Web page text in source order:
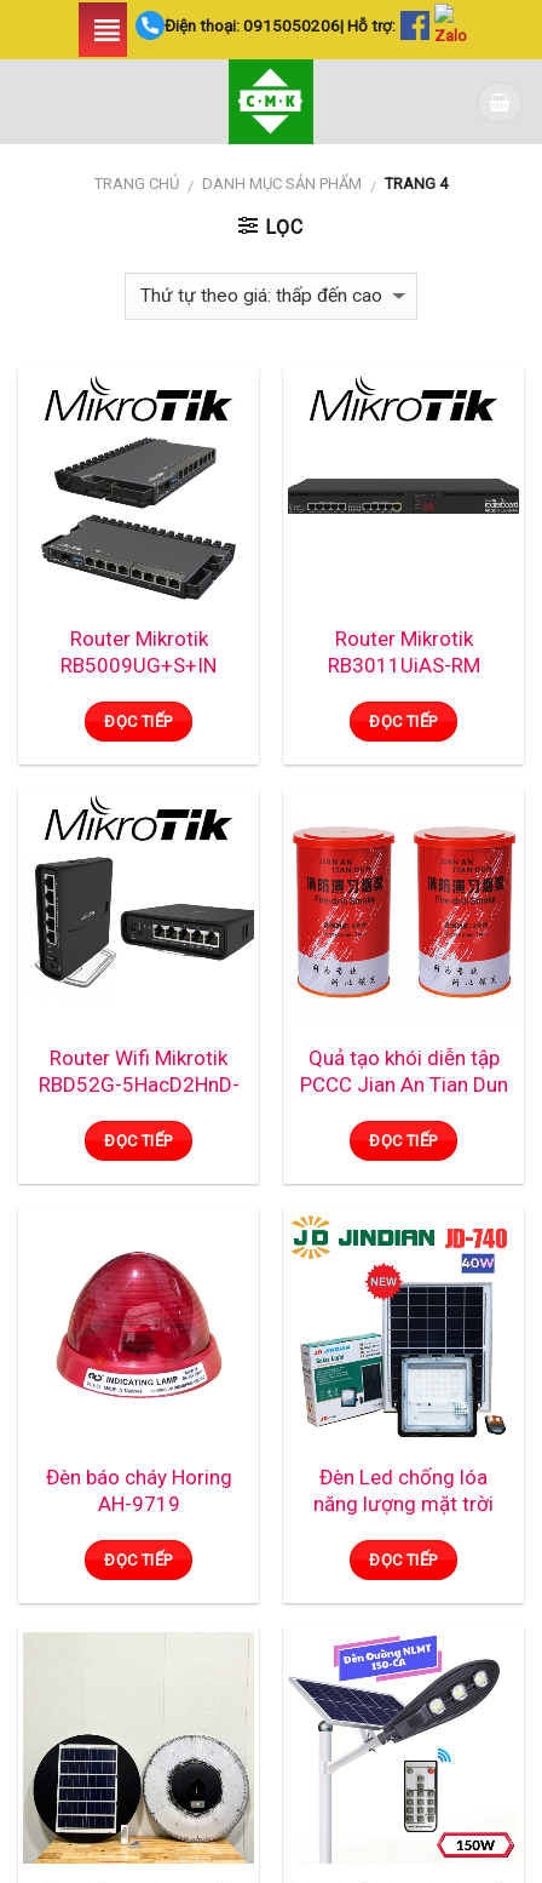
Điện thoại:0915050206| Hỗ trợ:
TRANG CHỦ / DANH MỤC SẢN PHẨM / TRANG 4
LỌC
Router Mikrotik
RB5009UG+S+IN
ĐỌC TIẾP
Router Mikrotik
RB3011UiAS-RM
ĐỌC TIẾP
Router Wifi Mikrotik
RBD52G-5HacD2HnD-
ĐỌC TIẾP
Quả tạo khói diễn tập
PCCC Jian An Tian Dun
ĐỌC TIẾP
Đèn báo cháy Horing
AH-9719
ĐỌC TIẾP
Đèn Led chống lóa
năng lượng mặt trời
ĐỌC TIẾP